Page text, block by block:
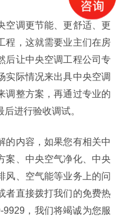
空调更节能、更舒适、更
程，这就需要业主们在房
后让中央空调工程公司专
实际情况来出具中央空调
调整方案，再通过专业的
进行验收调试。
的内容，如果您有相关中
案、中央空气净化、中央
风、空气能等业务上的问
者直接拨打我们的免费热
，我们将竭诚为您服